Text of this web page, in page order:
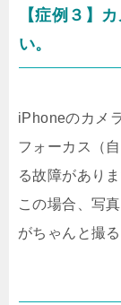
【症例３】
い。
iPhoneのカメ
フォーカス（
る故障がありま
この場合、写
がちゃんと撮